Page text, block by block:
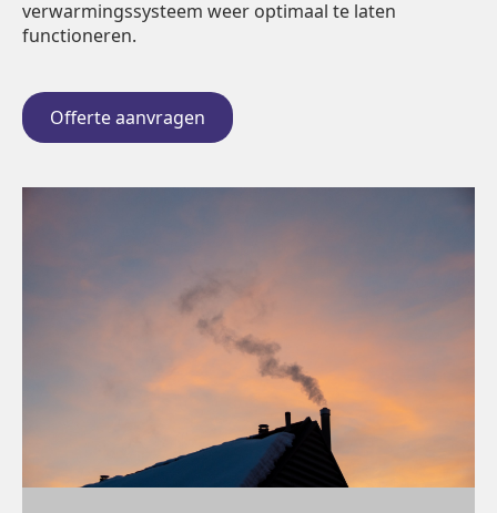
verwarmingssysteem weer optimaal te laten
functioneren.
Offerte aanvragen